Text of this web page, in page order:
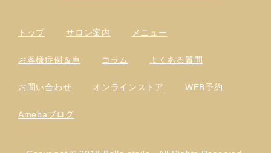
トップ サロン案内 メニュー
お客様症例＆声 コラム よくある質問
お問い合わせ オンラインストア WEB予約
Amebaブログ